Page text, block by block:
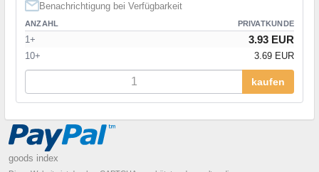
Benachrichtigung bei Verfügbarkeit
ANZAHL PRIVATKUNDE
1+ 3.93 EUR
10+ 3.69 EUR
kaufen
goods index